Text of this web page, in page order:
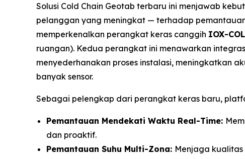
Solusi Cold Chain Geotab terbaru ini menjawab
pelanggan yang meningkat — terhadap
memperkenalkan perangkat keras canggih IOX-
ruangan). Kedua perangkat ini menawarkan
menyederhanakan proses instalasi, meningkatkan
banyak sensor.
Sebagai pelengkap dari perangkat keras baru,
Pemantauan Mendekati Waktu Real-Time:
dan proaktif.
Pemantauan Suhu Multi-Zona: Menjaga